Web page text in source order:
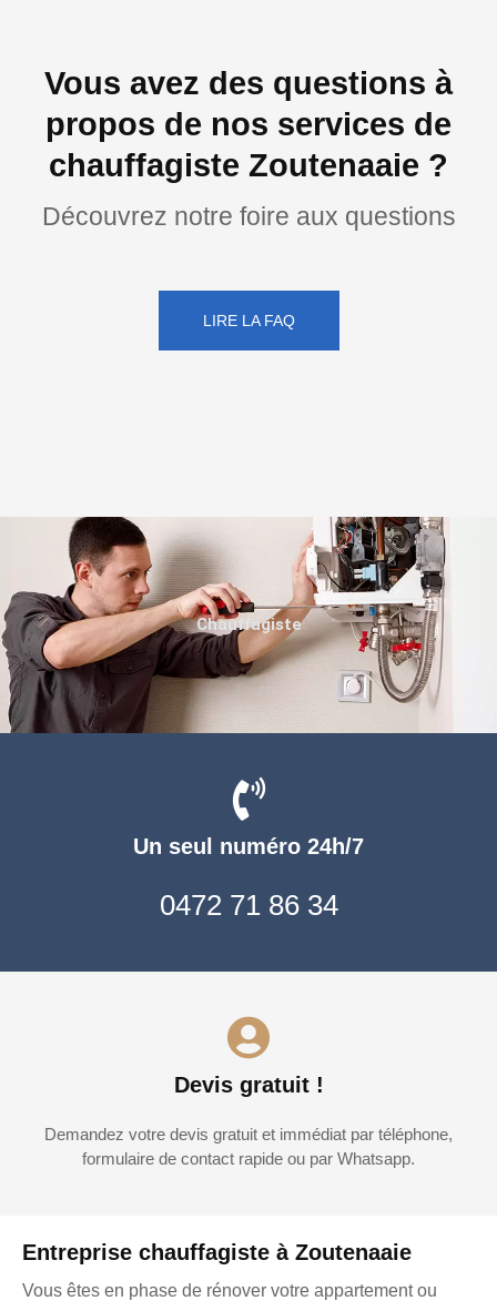
Vous avez des questions à
propos de nos services de
chauffagiste Zoutenaaie ?
Découvrez notre foire aux questions
LIRE LA FAQ
Entreprise chauffagiste à Zoutenaaie
Vous êtes en phase de rénover votre appartement ou
Un seul numéro 24h/7
0472 71 86 34
Devis gratuit !
Demandez votre devis gratuit et immédiat par téléphone,
formulaire de contact rapide ou par Whatsapp.
Chauffagiste